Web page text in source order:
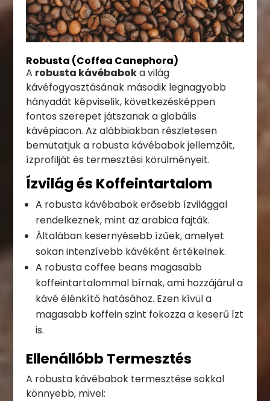
Robusta (Coffea Canephora)
A robusta kávébaboka világ
kávéfogyasztásának második legnagyobb
hányadát képviselik, következésképpen
fontos szerepet játszanak a globális
kávépiacon. Az alábbiakban részletesen
bemutatjuk a robusta kávébabok jellemzőit,
ízprofilját és termesztési körülményeit.
Ízvilág és Koffeintartalom
A robusta kávébabok erősebb ízvilággal
rendelkeznek, mint az arabica fajták.
Általában kesernyésebb ízűek, amelyet
sokan intenzívebb kávéként értékelnek.
A robusta coffee beans magasabb
koffeintartalommal bírnak, ami hozzájárul a
kávé élénkítő hatásához. Ezen kívül a
magasabb koffein szint fokozza a keserű ízt
is.
Ellenállóbb Termesztés
A robusta kávébabok termesztése sokkal
könnyebb, mivel: